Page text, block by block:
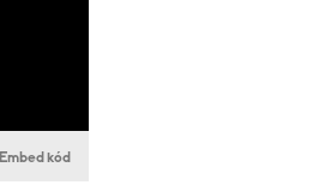
Embed kód